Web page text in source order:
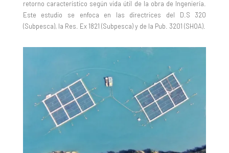
retorno característico según vida útil de la obra de Ingeniería.
Este estudio se enfoca en las directrices del D.S 320
(Subpesca), la Res. Ex 1821 (Subpesca) y de la Pub. 3201 (SHOA).